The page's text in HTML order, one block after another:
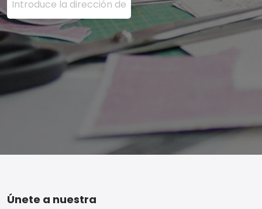
Footer
Únete a nuestra